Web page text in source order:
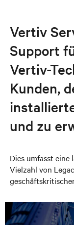
Vertiv
Support
Vertiv-
Kunden,
und zu
Dies umfasst
Vielzahl von